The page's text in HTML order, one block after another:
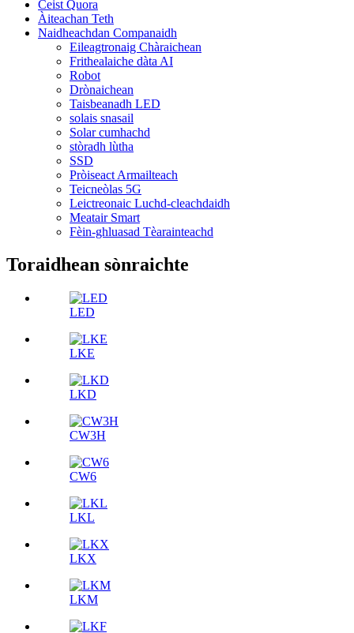
Ceist Quora
Àiteachan Teth
Naidheachdan Companaidh
Eileagtronaig Chàraichean
Frithealaiche dàta AI
Robot
Drònaichean
Taisbeanadh LED
solais snasail
Solar cumhachd
stòradh lùtha
SSD
Pròiseact Armailteach
Teicneòlas 5G
Leictreonaic Luchd-cleachdaidh
Meatair Smart
Fèin-ghluasad Tèarainteachd
Toraidhean sònraichte
LED
LKE
LKD
CW3H
CW6
LKL
LKX
LKM